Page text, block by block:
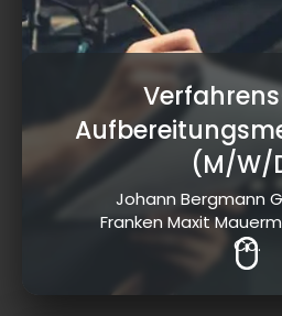
(M/W/
Johann Bergmann
Franken Maxit
Co.